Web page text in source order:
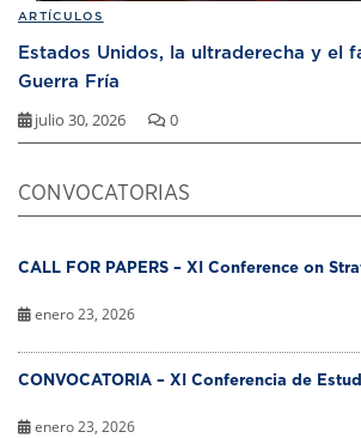
ARTÍCULOS
Estados Unidos, la ultraderecha y el
Guerra Fría
julio 30, 2026 0
CONVOCATORIAS
CALL FOR PAPERS – XI Conference on
enero 23, 2026
CONVOCATORIA – XI Conferencia de
enero 23, 2026